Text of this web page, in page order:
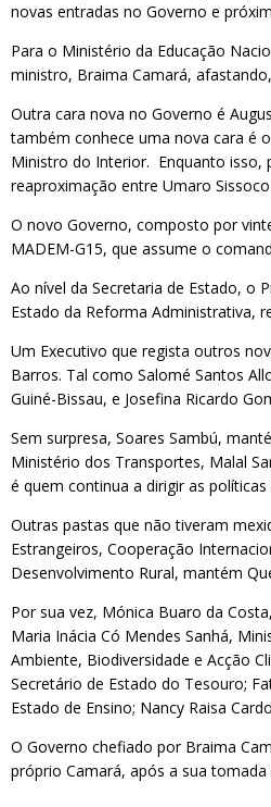
novas entradas no Governo e
Para o Ministério da Educação
ministro, Braima Camará,
Outra cara nova no Governo é
também conhece uma nova cara é
Ministro do Interior. Enquanto isso,
reaproximação entre Umaro
O novo Governo, composto por
MADEM-G15, que assume o
Ao nível da Secretaria de Estado, o
Estado da Reforma Administrativa,
Um Executivo que regista outros
Barros. Tal como Salomé Santos
Guiné-Bissau, e Josefina Ricardo
Sem surpresa, Soares Sambú,
Ministério dos Transportes, Malal
é quem continua a dirigir as
Outras pastas que não tiveram
Estrangeiros, Cooperação
Desenvolvimento Rural, mantém
Por sua vez, Mónica Buaro da
Maria Inácia Có Mendes Sanhá,
Ambiente, Biodiversidade e Acção
Secretário de Estado do Tesouro;
Estado de Ensino; Nancy Raisa
O Governo chefiado por Braima
próprio Camará, após a sua tomada